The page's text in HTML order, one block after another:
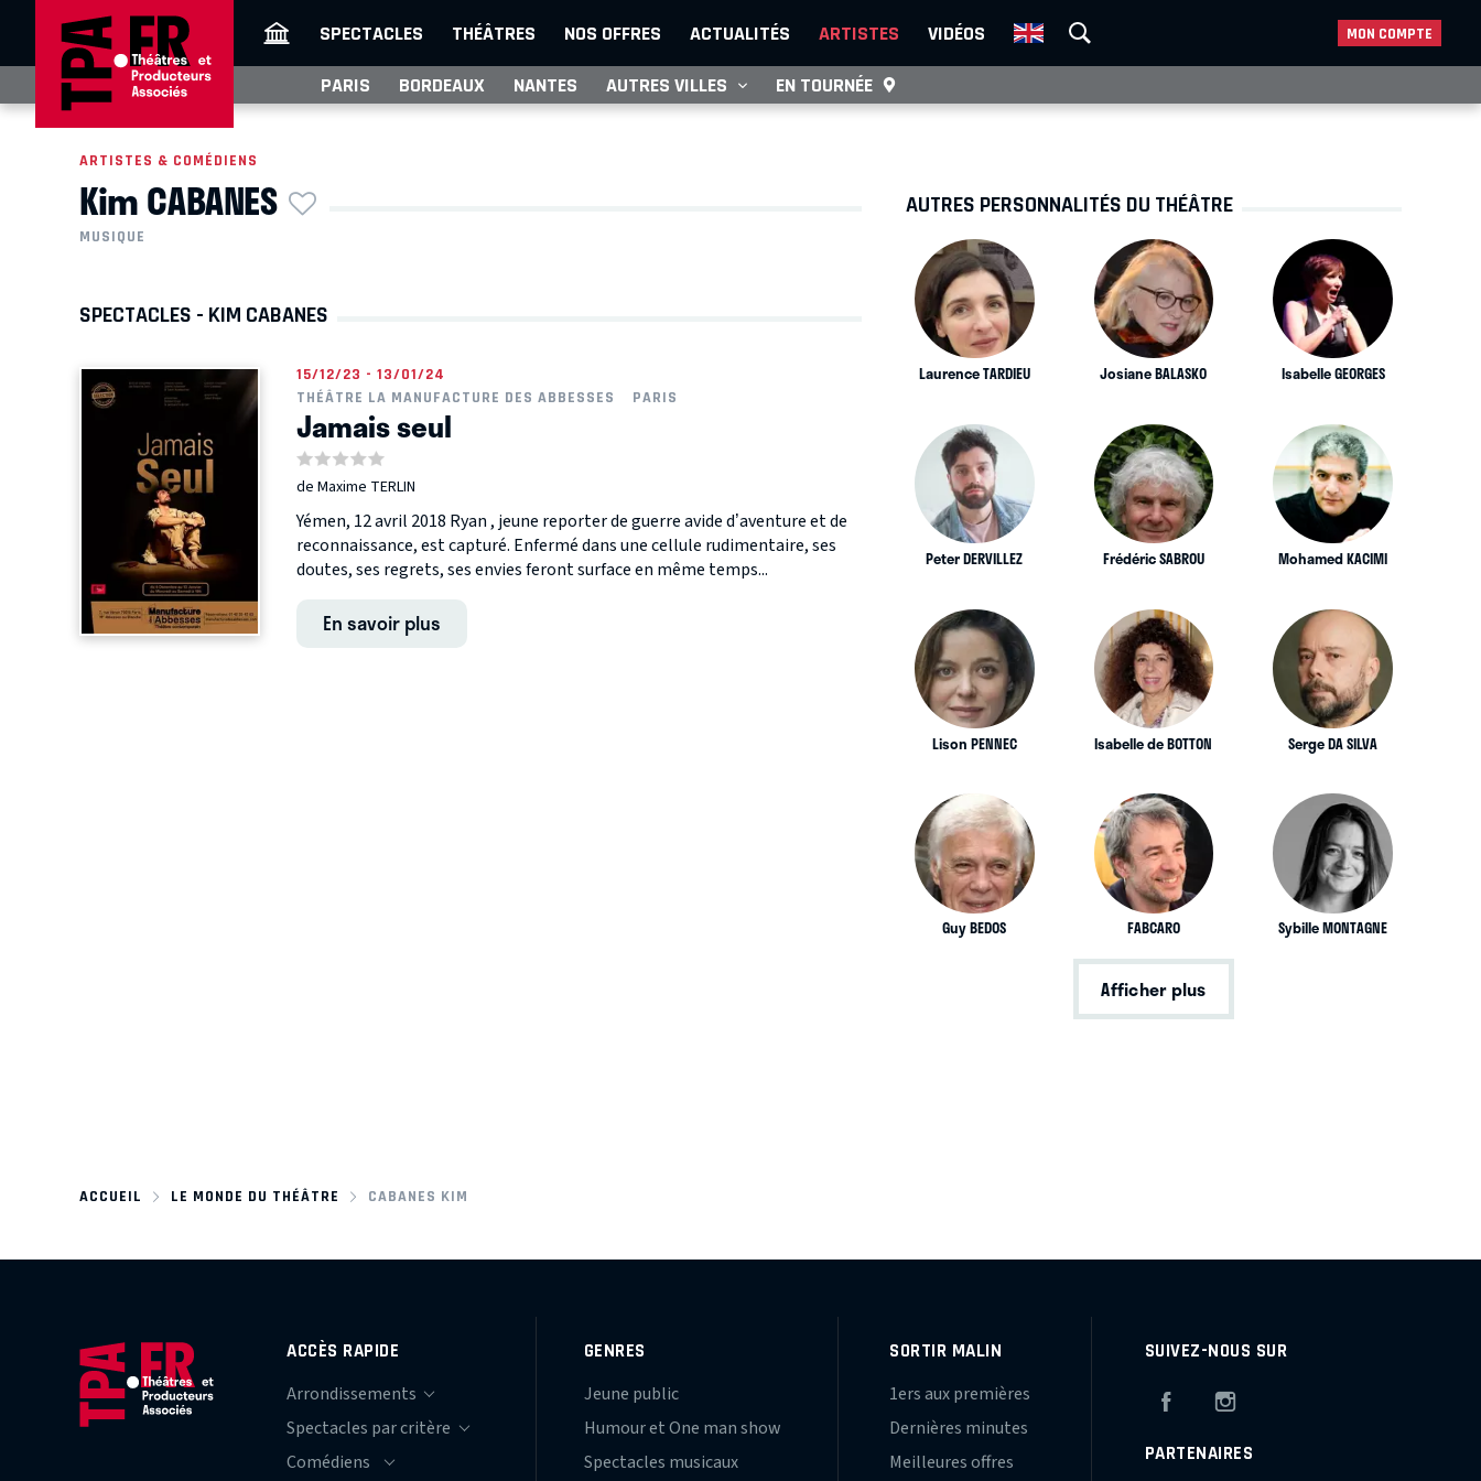
SPECTACLES THÉÂTRES NOS OFFRES ACTUALITÉS ARTISTES VIDÉOS MON COMPTE
PARIS BORDEAUX NANTES AUTRES VILLES EN TOURNÉE
ARTISTES & COMÉDIENS
Kim CABANES
MUSIQUE
SPECTACLES - KIM CABANES
15/12/23 - 13/01/24
THÉÂTRE LA MANUFACTURE DES ABBESSES
PARIS
Jamais seul
de Maxime TERLIN
Yémen, 12 avril 2018 Ryan , jeune reporter de guerre avide d’aventure et de
reconnaissance, est capturé. Enfermé dans une cellule rudimentaire, ses
doutes, ses regrets, ses envies feront surface en même temps...
En savoir plus
AUTRES PERSONNALITÉS DU THÉÂTRE
Laurence TARDIEU Josiane BALASKO Isabelle GEORGES
Peter DERVILLEZ Frédéric SABROU Mohamed KACIMI
Lison PENNEC Isabelle de BOTTON Serge DA SILVA
Guy BEDOS FABCARO Sybille MONTAGNE
Afficher plus
ACCUEIL LE MONDE DU THÉÂTRE CABANES KIM
ACCÈS RAPIDE GENRES
Jeune public
Humour et One man show
Spectacles musicaux
SORTIR MALIN
1ers aux premières
Dernières minutes
Meilleures offres
SUIVEZ-NOUS SUR
Facebook
PARTENAIRES